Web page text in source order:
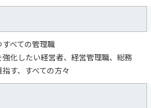
べての管理職​
化したい経営者、経営管理職、総務​
す、すべての方々